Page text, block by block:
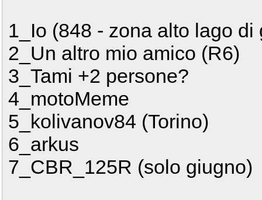
1_Io (848 - zona alto lago di
2_Un altro mio amico (R6)
3_Tami +2 persone?
4_motoMeme
5_kolivanov84 (Torino)
6_arkus
7_CBR_125R (solo giugno)